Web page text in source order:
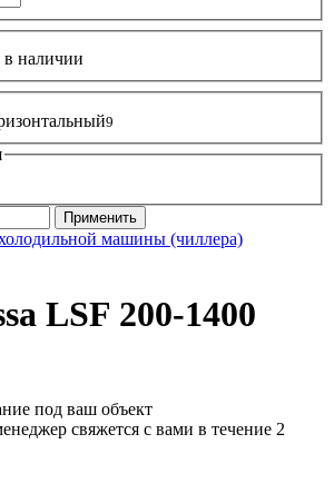
в наличии
9
LSF 200-1400
под ваш объект
свяжется с вами в течение 2